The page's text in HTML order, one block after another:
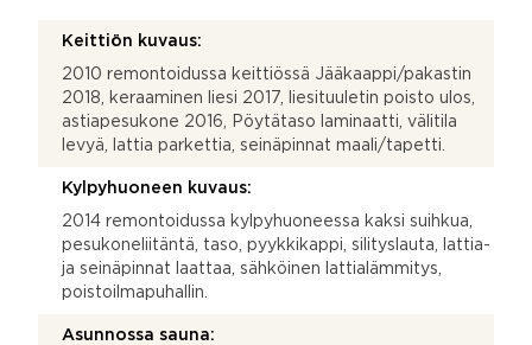
Keittiön kuvaus:
2010 remontoidussa keittiössä Jääkaappi/pakastin
2018, keraaminen liesi 2017, liesituuletin poisto ulos,
astiapesukone 2016, Pöytätaso laminaatti, välitila
levyä, lattia parkettia, seinäpinnat maali/tapetti.
Kylpyhuoneen kuvaus:
2014 remontoidussa kylpyhuoneessa kaksi suihkua,
pesukoneliitäntä, taso, pyykkikappi, silityslauta, lattia-
ja seinäpinnat laattaa, sähköinen lattialämmitys,
poistoilmapuhallin.
Asunnossa sauna: